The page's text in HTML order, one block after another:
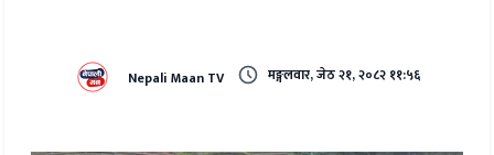
Nepali Maan TV मङ्गलवार, जेठ २१, २०८२ ११:५६